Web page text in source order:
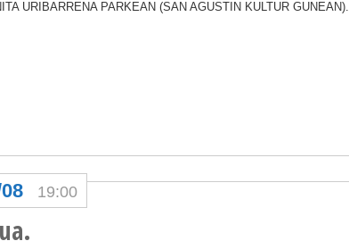
URIBARRENA PARKEAN (SAN AGUSTIN KULTUR GUNEAN).
19:00